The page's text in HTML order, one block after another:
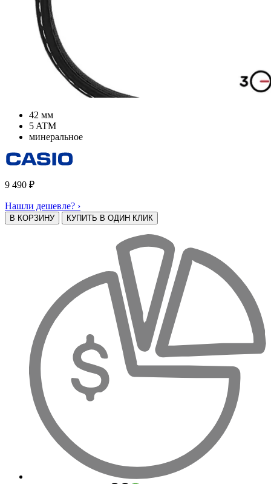
42 мм
5 ATM
минеральное
9 490 ₽
Нашли дешевле? ›
В КОРЗИНУ КУПИТЬ В ОДИН КЛИК